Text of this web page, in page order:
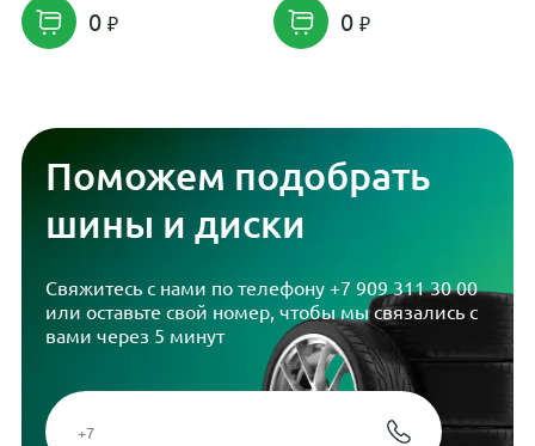
0 0
Поможем подобрать
шины и диски
Свяжитесь с нами по телефону +7 909 311 30 00
или оставьте свой номер, чтобы мы связались с
вами через 5 минут